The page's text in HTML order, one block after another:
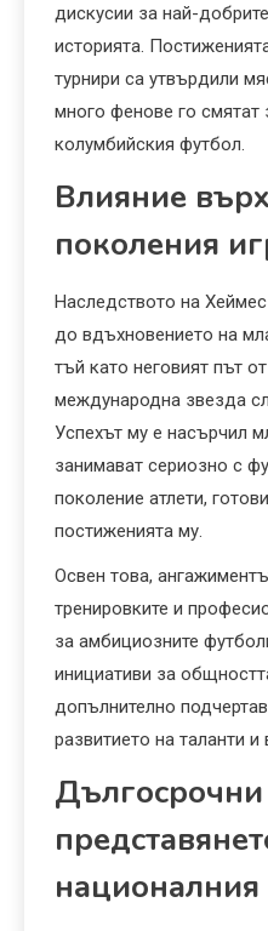
дискусии за най-
историята.
турнири са утвърдили
много фенове го смятат
колумбийския футбол.
Влияние
поколения
Наследството на
до вдъхновението на
тъй като неговият път
международна звезда
Успехът му е насърчил
занимават сериозно с
поколение атлети,
постиженията му.
Освен това,
тренировките и
за амбициозните
инициативи за
допълнително
развитието на таланти
националния